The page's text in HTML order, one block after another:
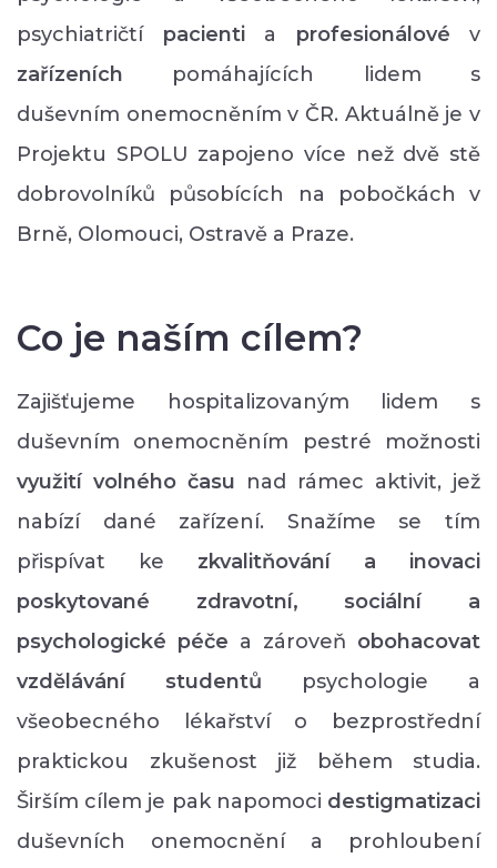
psychiatričtí pacientia profesionálové v
zařízeních pomáhajících lidem s
duševním onemocněním v ČR. Aktuálně je v
Projektu SPOLU zapojeno více než dvě stě
dobrovolníků působících na pobočkách v
Brně, Olomouci, Ostravě a Praze.
Co je naším cílem?
Zajišťujeme hospitalizovaným lidem s
duševním onemocněním pestré možnosti
využití volného času nad rámec aktivit, jež
nabízí dané zařízení. Snažíme se tím
přispívat ke zkvalitňování a inovaci
poskytované zdravotní, sociální a
psychologické péče a zároveň obohacovat
vzdělávání studentů psychologie a
všeobecného lékařství o bezprostřední
praktickou zkušenost již během studia.
Širším cílem je pak napomoci destigmatizaci
duševních onemocnění a prohloubení